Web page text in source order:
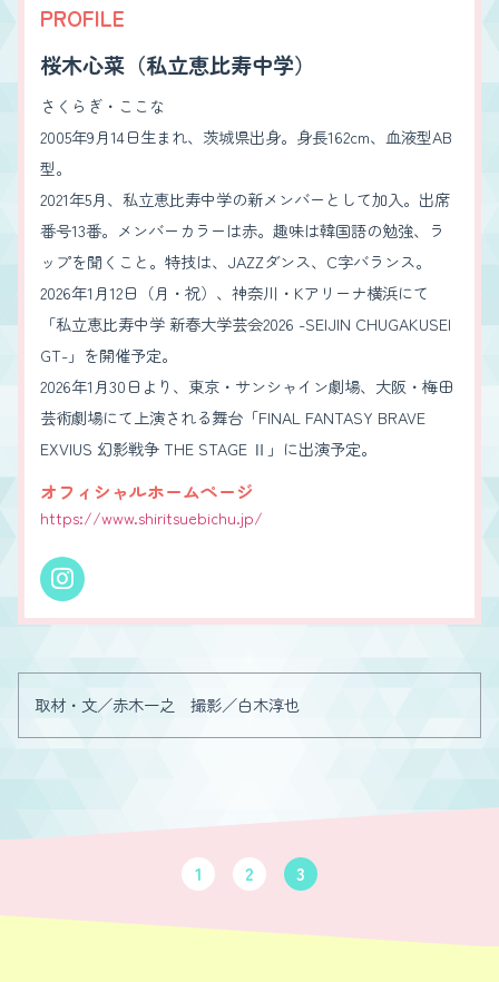
PROFILE
桜木心菜（私立恵比寿中学）
さくらぎ・ここな
2005年9月14日生まれ、茨城県出身。身長162cm、血液型AB
型。
2021年5月、私立恵比寿中学の新メンバーとして加入。出席
番号13番。メンバーカラーは赤。趣味は韓国語の勉強、ラ
ップを聞くこと。特技は、JAZZダンス、C字バランス。
2026年1月12日（月・祝）、神奈川・Kアリーナ横浜にて
「私立恵比寿中学 新春大学芸会2026 -SEIJIN CHUGAKUSEI
GT-」を開催予定。
2026年1月30日より、東京・サンシャイン劇場、大阪・梅田
芸術劇場にて上演される舞台「FINAL FANTASY BRAVE
EXVIUS 幻影戦争 THE STAGE Ⅱ」に出演予定。
オフィシャルホームページ
https://www.shiritsuebichu.jp/
取材・文／赤木一之 撮影／白木淳也
1 2 3